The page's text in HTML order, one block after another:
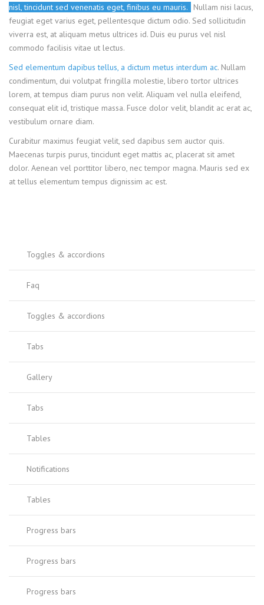
nisl, tincidunt sed venenatis eget, finibus eu mauris.
Nullam nisi lacus,
feugiat eget varius eget, pellentesque dictum odio. Sed sollicitudin
viverra est, at aliquam metus ultrices id. Duis eu purus vel nisl
commodo facilisis vitae ut lectus.
Sed elementum dapibus tellus, a dictum metus interdum ac. Nullam
condimentum, dui volutpat fringilla molestie, libero tortor ultrices
lorem, at tempus diam purus non velit. Aliquam vel nulla eleifend,
consequat elit id, tristique massa. Fusce dolor velit, blandit ac erat ac,
vestibulum ornare diam.
Curabitur maximus feugiat velit, sed dapibus sem auctor quis.
Maecenas turpis purus, tincidunt eget mattis ac, placerat sit amet
dolor. Aenean vel porttitor libero, nec tempor magna. Mauris sed ex
at tellus elementum tempus dignissim ac est.
Toggles & accordions
Faq
Toggles & accordions
Tabs
Gallery
Tabs
Tables
Notifications
Tables
Progress bars
Progress bars
Progress bars